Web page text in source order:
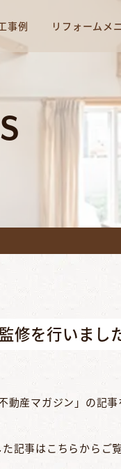
事例 リフォームメ
修を行いまし
動産マガジン」の記
記事はこちらからご